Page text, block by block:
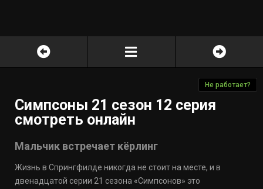
Не работает?
Симпсоны 21 сезон 12 серия
смотреть онлайн
Мальчик встречает кёрлинг
Жизнь в Спрингфилде никогда не стоит на месте, и в
двенадцатой серии 21 сезона «Симпсонов» это